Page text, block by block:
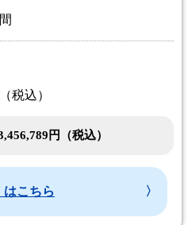
税込）
円（税込）
はこちら